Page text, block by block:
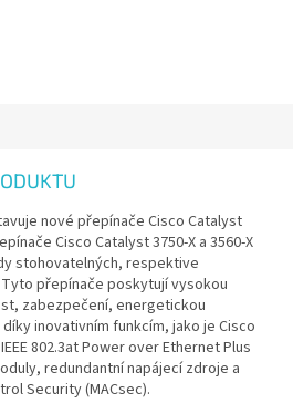
nové přepínače Cisco Catalyst
Cisco Catalyst 3750-X a 3560-X
stohovatelných, respektive
přepínače poskytují vysokou
zabezpečení, energetickou
inovativním funkcím, jako je Cisco
802.3at Power over Ethernet Plus
redundantní napájecí zdroje a
Security (MACsec).